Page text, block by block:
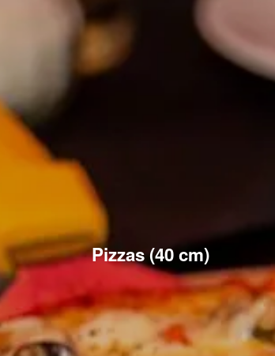
Pizzas (40 cm)